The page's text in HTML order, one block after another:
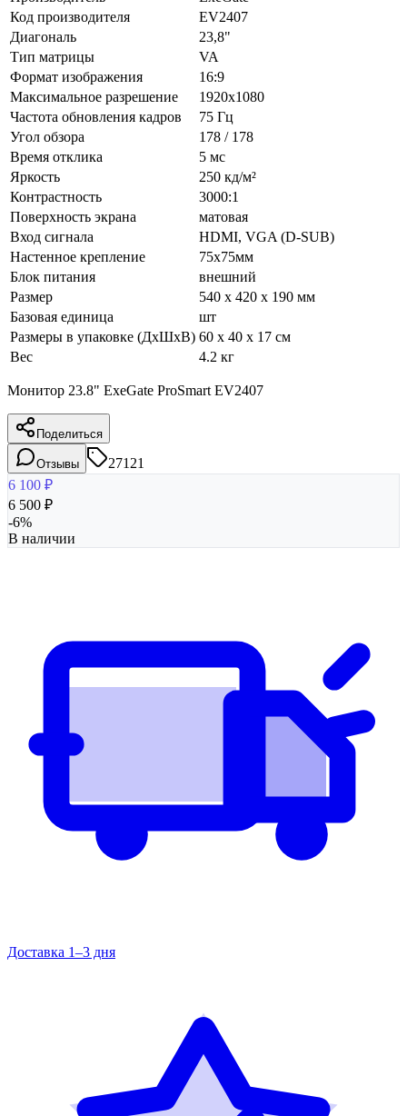
Код производителя
EV2407
Диагональ
23,8"
Тип матрицы
VA
Формат изображения
16:9
Максимальное разрешение
1920x1080
Частота обновления кадров
75 Гц
Угол обзора
178 / 178
Время отклика
5 мс
Яркость
250 кд/м²
Контрастность
3000:1
Поверхность экрана
матовая
Вход сигнала
HDMI, VGA (D-SUB)
Настенное крепление
75x75мм
Блок питания
внешний
Размер
540 x 420 x 190 мм
Базовая единица
шт
Размеры в упаковке (ДхШхВ) 60 x 40 x 17 см
Вес
4.2 кг
Монитор 23.8" ExeGate ProSmart EV2407
Поделиться
Отзывы
27121
6 100 ₽
6 500 ₽
-6%
В наличии
Доставка 1–3 дня